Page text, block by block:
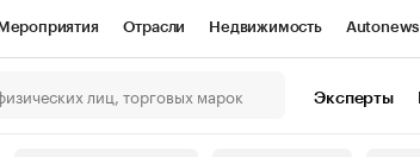
Отрасли Недвижимость Autonews
Эксперты